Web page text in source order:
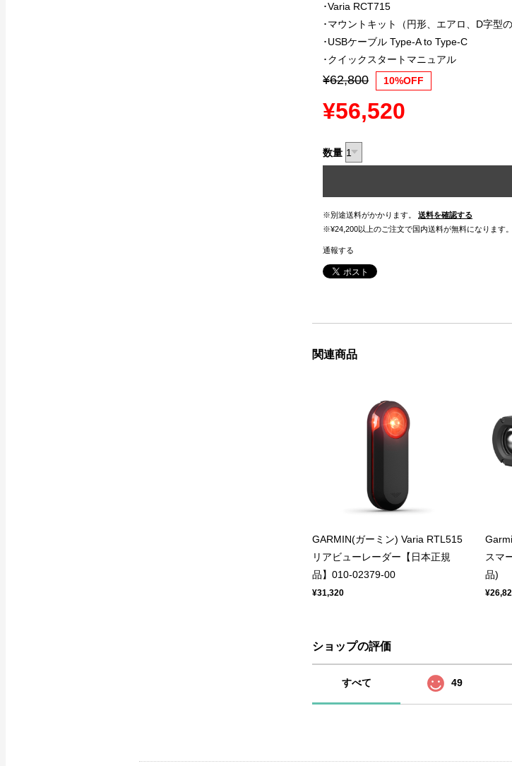
･Varia RCT715
･マウントキット（円形、エアロ、D字型
･USBケーブル Type-A to Type-C
･クイックスタートマニュアル
¥62,800 10%OFF
¥56,520
数量
※別途送料がかかります。
送料を確認する
※¥24,200以上のご注文で国内送料が無料になります。
通報する
関連商品
GARMIN(ガーミン) Varia RTL515
リアビューレーダー【日本正規
品】010-02379-00
¥31,320
スマ
品)
ショップの評価
すべて 49